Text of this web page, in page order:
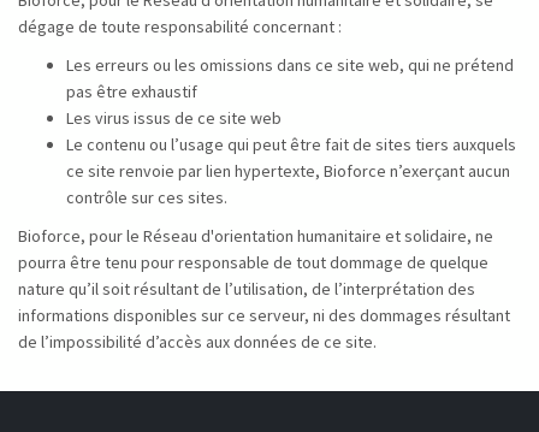
dégage de toute responsabilité concernant :
Les erreurs ou les omissions dans ce site web, qui ne prétend
pas être exhaustif
Les virus issus de ce site web
Le contenu ou l’usage qui peut être fait de sites tiers auxquels
ce site renvoie par lien hypertexte, Bioforce n’exerçant aucun
contrôle sur ces sites.
Bioforce, pour le Réseau d'orientation humanitaire et solidaire, ne
pourra être tenu pour responsable de tout dommage de quelque
nature qu’il soit résultant de l’utilisation, de l’interprétation des
informations disponibles sur ce serveur, ni des dommages résultant
de l’impossibilité d’accès aux données de ce site.